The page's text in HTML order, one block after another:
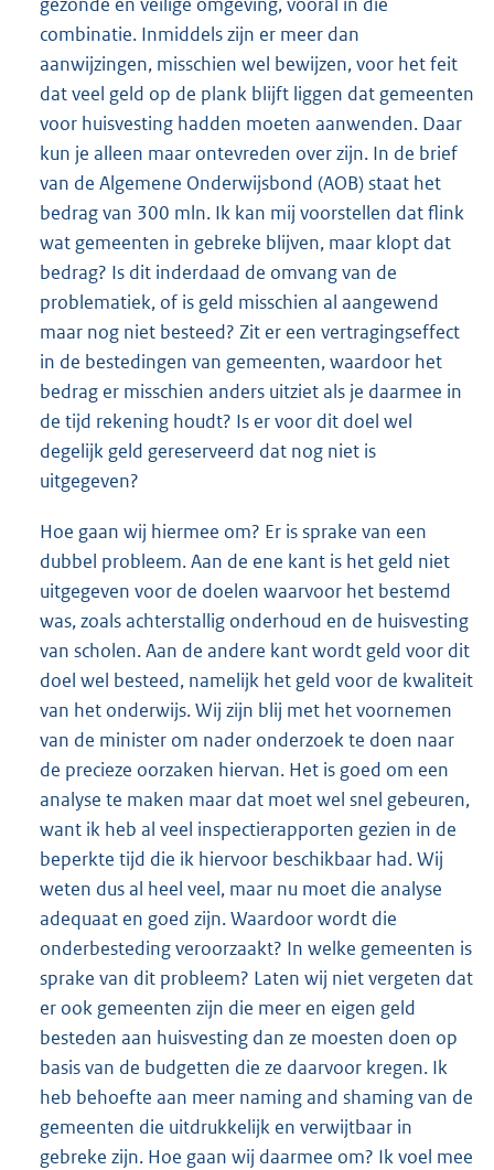
gezonde en veilige omgeving, vooral in die
combinatie. Inmiddels zijn er meer dan
aanwijzingen, misschien wel bewijzen, voor het feit
dat veel geld op de plank blijft liggen dat gemeenten
voor huisvesting hadden moeten aanwenden. Daar
kun je alleen maar ontevreden over zijn. In de brief
van de Algemene Onderwijsbond (AOB) staat het
bedrag van 300 mln. Ik kan mij voorstellen dat flink
wat gemeenten in gebreke blijven, maar klopt dat
bedrag? Is dit inderdaad de omvang van de
problematiek, of is geld misschien al aangewend
maar nog niet besteed? Zit er een vertragingseffect
in de bestedingen van gemeenten, waardoor het
bedrag er misschien anders uitziet als je daarmee in
de tijd rekening houdt? Is er voor dit doel wel
degelijk geld gereserveerd dat nog niet is
uitgegeven?
Hoe gaan wij hiermee om? Er is sprake van een
dubbel probleem. Aan de ene kant is het geld niet
uitgegeven voor de doelen waarvoor het bestemd
was, zoals achterstallig onderhoud en de huisvesting
van scholen. Aan de andere kant wordt geld voor dit
doel wel besteed, namelijk het geld voor de kwaliteit
van het onderwijs. Wij zijn blij met het voornemen
van de minister om nader onderzoek te doen naar
de precieze oorzaken hiervan. Het is goed om een
analyse te maken maar dat moet wel snel gebeuren,
want ik heb al veel inspectierapporten gezien in de
beperkte tijd die ik hiervoor beschikbaar had. Wij
weten dus al heel veel, maar nu moet die analyse
adequaat en goed zijn. Waardoor wordt die
onderbesteding veroorzaakt? In welke gemeenten is
sprake van dit probleem? Laten wij niet vergeten dat
er ook gemeenten zijn die meer en eigen geld
besteden aan huisvesting dan ze moesten doen op
basis van de budgetten die ze daarvoor kregen. Ik
heb behoefte aan meer naming and shaming van de
gemeenten die uitdrukkelijk en verwijtbaar in
gebreke zijn. Hoe gaan wij daarmee om? Ik voel mee